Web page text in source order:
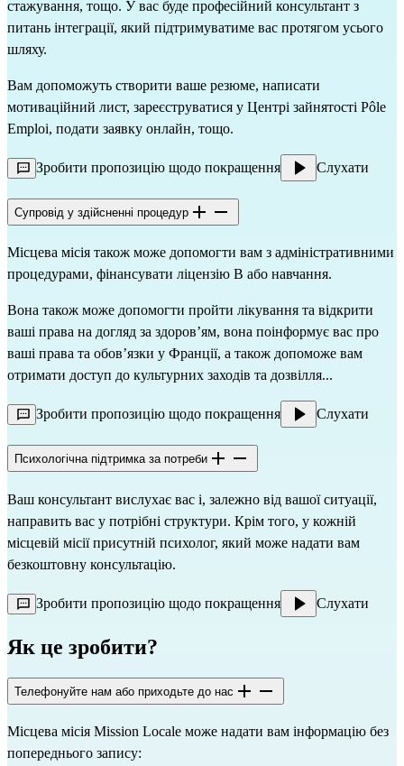
стажування, тощо. У вас буде професійний консультант з
питань інтеграції, який підтримуватиме вас протягом усього
шляху.
Вам допоможуть створити ваше резюме, написати
мотиваційний лист, зареєструватися у Центрі зайнятості Pôle
Emploi, подати заявку онлайн, тощо.
Зробити пропозицію щодо покращення Слухати
Супровід у здійсненні процедур
Місцева місія також може допомогти вам з адміністративними
процедурами, фінансувати ліцензію B або навчання.
Вона також може допомогти пройти лікування та відкрити
ваші права на догляд за здоров’ям, вона поінформує вас про
ваші права та обов’язки у Франції, а також допоможе вам
отримати доступ до культурних заходів та дозвілля...
Зробити пропозицію щодо покращення Слухати
Психологічна підтримка за потреби
Ваш консультант вислухає вас і, залежно від вашої ситуації,
направить вас у потрібні структури. Крім того, у кожній
місцевій місії присутній психолог, який може надати вам
безкоштовну консультацію.
Зробити пропозицію щодо покращення Слухати
Як це зробити?
Телефонуйте нам або приходьте до нас
Місцева місія Mission Locale може надати вам інформацію без
попереднього запису: